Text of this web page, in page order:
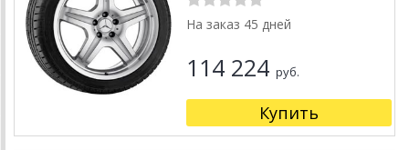
На заказ 45 дней
114 224 руб.
Купить